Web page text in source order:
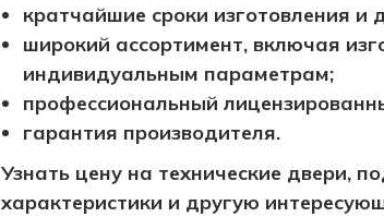
кратчайшие сроки изготовления и
широкий ассортимент, включая
индивидуальным параметрам;
профессиональный
гарантия производителя.
Узнать цену на технические двери,
характеристики и другую